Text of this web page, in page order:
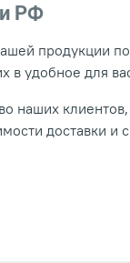
РФ
продукции
в удобное для
наших
доставки